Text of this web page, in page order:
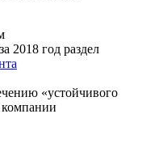
2018 год раздел
«устойчивого
компании